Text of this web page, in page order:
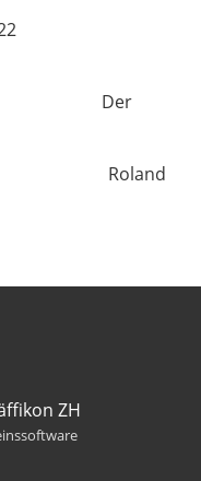
Der
Roland
ZH